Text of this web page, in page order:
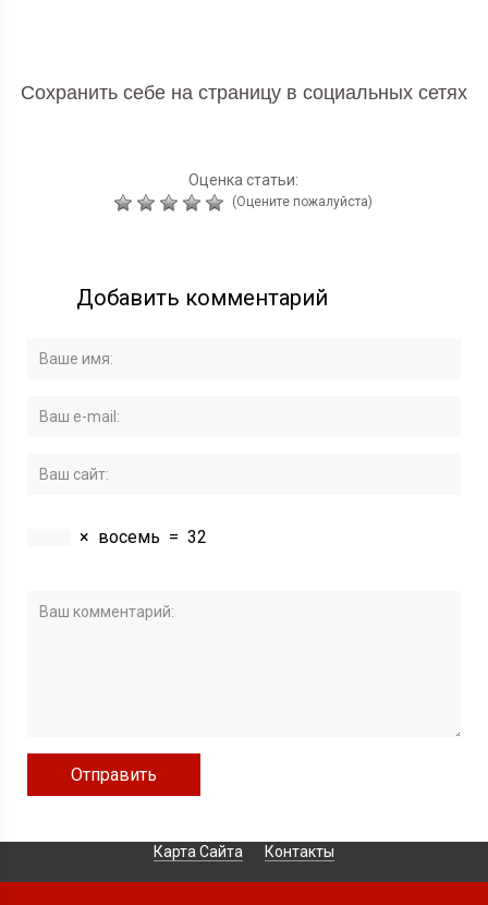
Сохранить себе на страницу в социальных сетях
Оценка статьи:
(Оцените пожалуйста)
Добавить комментарий
× восемь = 32
Карта Сайта Контакты